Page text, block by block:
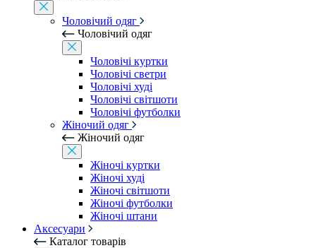
Чоловічий одяг
Чоловічий одяг
Чоловічі куртки
Чоловічі светри
Чоловічі худі
Чоловічі світшоти
Чоловічі футболки
Жіночий одяг
Жіночий одяг
Жіночі куртки
Жіночі худі
Жіночі світшоти
Жіночі футболки
Жіночі штани
Аксесуари
Каталог товарів